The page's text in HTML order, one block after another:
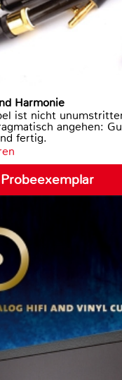
Harmonie
ist nicht
angehen:
fertig.